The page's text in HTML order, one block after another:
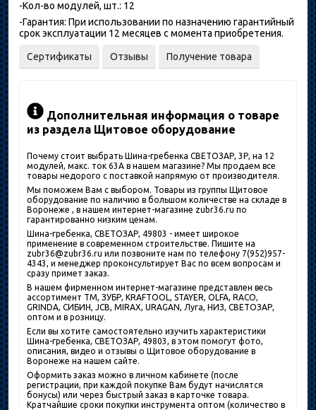
-Кол-во модулей, шт.: 12
-Гарантия: При использовании по назначению гарантийный
срок эксплуатации 12 месяцев с момента приобретения.
Сертификаты Отзывы Получение товара
Дополнительная информация о товаре
из раздела Щитовое оборудование
Почему стоит выбрать Шина-гребенка СВЕТОЗАР, 3Р, на 12
модулей, макс. ток 63A в нашем магазине? Мы продаем все
товары недорого с поставкой напрямую от производителя.
Мы поможем Вам с выбором. Товары из группы Щитовое
оборудование по наличию в большом количестве на складе в
Воронеже , в нашем интернет-магазине zubr36.ru по
гарантированно низким ценам.
Шина-гребенка, СВЕТОЗАР, 49803 - имеет широкое
применение в современном строительстве. Пишите на
zubr36@zubr36.ru или позвоните нам по телефону 7(952)957-
4343, и менеджер проконсультирует Вас по всем вопросам и
сразу примет заказ.
В нашем фирменном интернет-магазине представлен весь
ассортимент ТМ, ЗУБР, KRAFTOOL, STAYER, OLFA, RACO,
GRINDA, СИБИН, JCB, MIRAX, URAGAN, Луга, НИЗ, СВЕТОЗАР,
оптом и в розницу.
Если вы хотите самостоятельно изучить характеристики
Шина-гребенка, СВЕТОЗАР, 49803, в этом помогут фото,
описания, видео и отзывы о Щитовое оборудование в
Воронеже на нашем сайте.
Оформить заказ можно в личном кабинете (после
регистрации, при каждой покупке Вам будут начислятся
бонусы) или через быстрый заказ в карточке товара.
Кратчайшие сроки покупки инструмента оптом (количество в